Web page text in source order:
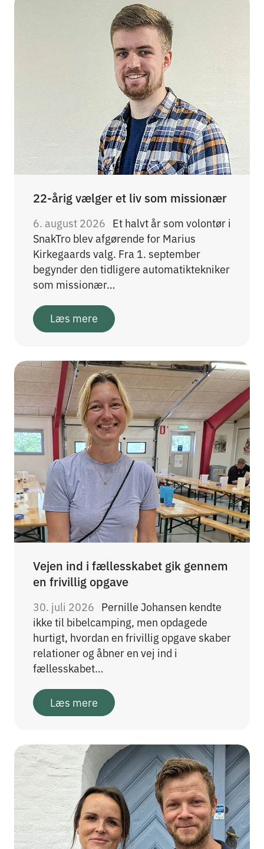
22-årig vælger et liv som missionær
6. august 2026 Et halvt år som volontør i
SnakTro blev afgørende for Marius
Kirkegaards valg. Fra 1. september
begynder den tidligere automatiktekniker
som missionær…
Læs mere
Vejen ind i fællesskabet gik gennem
en frivillig opgave
30. juli 2026 Pernille Johansen kendte
ikke til bibelcamping, men opdagede
hurtigt, hvordan en frivillig opgave skaber
relationer og åbner en vej ind i
fællesskabet…
Læs mere